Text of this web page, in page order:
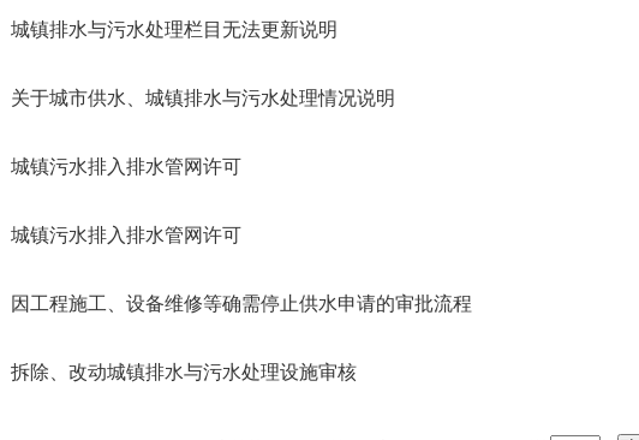
城镇排水与污水处理栏目无法更新说明
关于城市供水、城镇排水与污水处理情况说明
城镇污水排入排水管网许可
城镇污水排入排水管网许可
因工程施工、设备维修等确需停止供水申请的审批流程
拆除、改动城镇排水与污水处理设施审核